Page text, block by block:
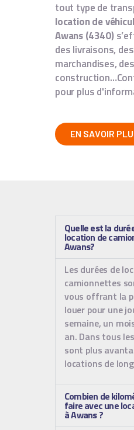
tout type de
location de
Awans (4340)
des livraisons,
marchandises,
pour plus
EN SAVOIR
Quelle est la
location de
Awans?
Les durées de
camionnettes
vous offrant la
louer pour une
semaine, un
an. Dans tous
sont plus
locations de
Combien de
faire avec une
à Awans ?